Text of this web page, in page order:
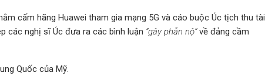
cấm hãng Huawei tham gia mạng 5G và cáo buộc Úc tịch thu tài
các nghị sĩ Úc đưa ra các bình luận “gây phẫn nộ”về đảng cầm
Quốc của Mỹ.